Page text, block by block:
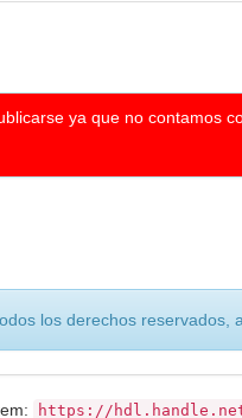
ya que no contamos
los derechos reservados,
https://